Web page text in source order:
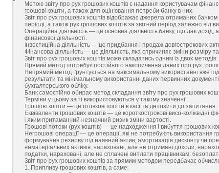
Метою звіту про рух грошових коштів є надання користувачам
грошові кошти, а також для оцінювання потреби банку в них.
Звіт про рух грошових коштів відображає джерела отриманих банком
періоді, а також рух грошових коштів за звітний період залежно від
Операційна діяльність — це основна діяльність банку, що дає дохід,
фінансової діяльності.
Інвестиційна діяльність — це придбання і продаж довгострокових
Фінансова діяльність — це діяльність, яка спричиняє зміни розміру
Звіт про рух грошових коштів може складатись одним із двох
Прямий метод потребує постійного накопичення даних про рух
Непрямий метод ґрунтується на максимальному використанні вже
результати та мінімальному використанні даних первинних
бухгалтерського обліку.
Банк самостійно обирає метод складання звіту про рух грошових
Терміни у цьому звіті використовуються у такому значенні:
Грошові кошти — це готівкові кошти в касі та депозити до запитання.
Еквіваленти грошових коштів — це короткострокові висо-коліквідні
і яким притаманний незначний ризик зміни вартості.
Грошові потоки (рух коштів) — це надходження і вибуття грошових
Негрошові операції — це операції, які не потребують використання
формування резерву під наявний актив, амортизація дисконту чи
нематеріальних активів, нараховані, але не отримані доходи,
податки, нараховані, але не сплачені виплати працівникам;
Звіт про рух грошових коштів за прямим методом передбачає
1. Припливу грошових коштів, а саме: